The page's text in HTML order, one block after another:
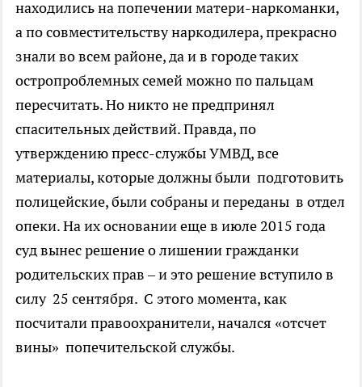
находились на попечении матери-наркоманки,
а по совместительству наркодилера, прекрасно
знали во всем районе, да и в городе таких
остропроблемных семей можно по пальцам
пересчитать. Но никто не предпринял
спасительных действий. Правда, по
утверждению пресс-службы УМВД, все
материалы, которые должны были подготовить
полицейские, были собраны и переданы в отдел
опеки. На их основании еще в июле 2015 года
суд вынес решение о лишении гражданки
родительских прав – и это решение вступило в
силу 25 сентября. С этого момента, как
посчитали правоохранители, начался «отсчет
вины» попечительской службы.